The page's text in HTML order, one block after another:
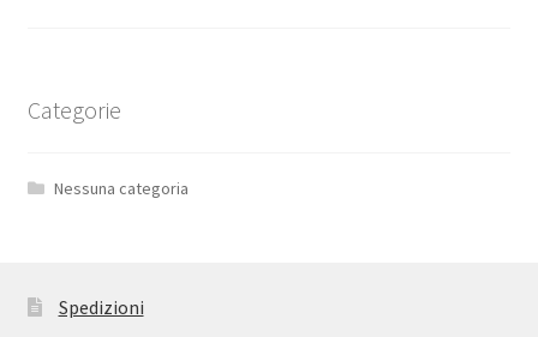
Categorie
Nessuna categoria
Spedizioni